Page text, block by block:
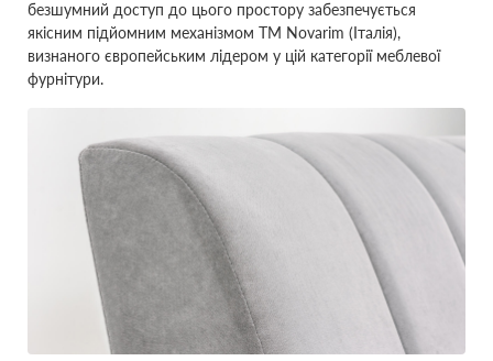
безшумний доступ до цього простору забезпечується
якісним підйомним механізмом ТМ Novarim (Італія),
визнаного європейським лідером у цій категорії меблевої
фурнітури.